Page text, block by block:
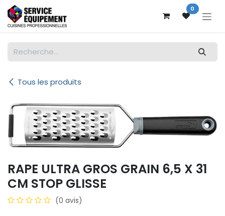
Se rendre au contenu 0
Tous les produits
RAPE ULTRA GROS GRAIN 6,5 X 31
CM STOP GLISSE
(0 avis)